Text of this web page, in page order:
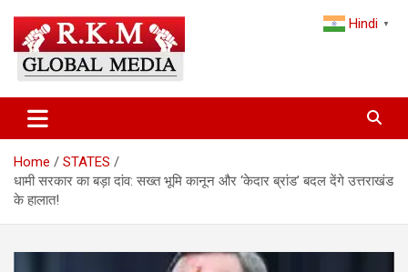
content
Latest Hindi News & Breaking
News – RKM Global Media
and the World
Home
STATES
धामी सरकार का बड़ा दांव: सख्त भूमि कानून और ‘केदार ब्रांड’ बदल देंगे उत्तराखंड
के हालात!
Hindi ▼